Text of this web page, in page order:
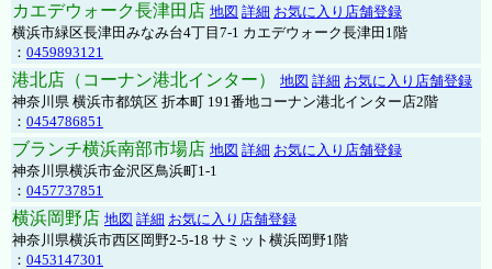
カエデウォーク長津田店 地図 詳細 お気に入り店舗登録
横浜市緑区長津田みなみ台4丁目7-1 カエデウォーク長津田1階
： 0459893121
港北店（コーナン港北インター） 地図 詳細 お気に入り店舗登録
神奈川県 横浜市都筑区 折本町 191番地コーナン港北インター店2階
： 0454786851
ブランチ横浜南部市場店 地図 詳細 お気に入り店舗登録
神奈川県横浜市金沢区鳥浜町1-1
： 0457737851
横浜岡野店 地図 詳細 お気に入り店舗登録
神奈川県横浜市西区岡野2-5-18 サミット横浜岡野1階
： 0453147301